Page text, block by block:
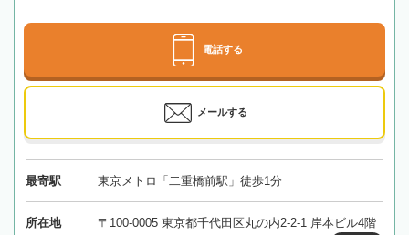
電話する
メールする
最寄駅 東京メトロ「二重橋前駅」徒歩1分
所在地 〒100-0005 東京都千代田区丸の内2-2-1 岸本ビル4階